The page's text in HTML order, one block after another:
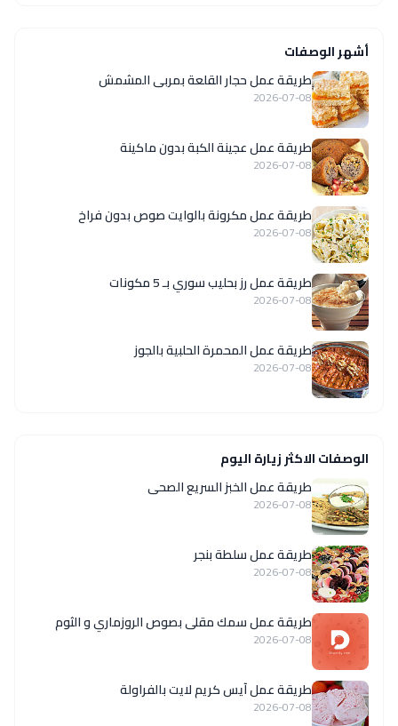
أشهر الوصفات
طريقة عمل حجار القلعة بمربى المشمش
2026-07-08
طريقة عمل عجينة الكبة بدون ماكينة
2026-07-08
طريقة عمل مكرونة بالوايت صوص بدون فراخ
2026-07-08
طريقة عمل رز بحليب سوري بـ 5 مكونات
2026-07-08
طريقة عمل المحمرة الحلبية بالجوز
2026-07-08
الوصفات الاكثر زيارة اليوم
طريقة عمل الخبز السريع الصحى
2026-07-08
طريقة عمل سلطة بنجر
2026-07-08
طريقة عمل سمك مقلى بصوص الروزماري و الثوم
2026-07-08
طريقة عمل آيس كريم لايت بالفراولة
2026-07-08